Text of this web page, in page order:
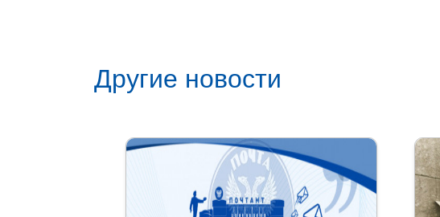
Другие новости